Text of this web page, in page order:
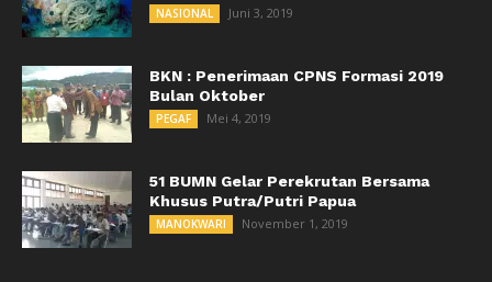
NASIONAL Juni 3, 2019
BKN : Penerimaan CPNS Formasi 2019
Bulan Oktober
PEGAF Mei 4, 2019
51 BUMN Gelar Perekrutan Bersama
Khusus Putra/Putri Papua
MANOKWARI November 1, 2019